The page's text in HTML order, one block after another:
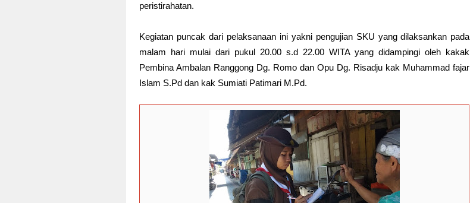
peristirahatan.
Kegiatan puncak dari pelaksanaan ini yakni pengujian SKU yang dilaksankan pada
malam hari mulai dari pukul 20.00 s.d 22.00 WITA yang didampingi oleh kakak
Pembina Ambalan Ranggong Dg. Romo dan Opu Dg. Risadju kak Muhammad fajar
Islam S.Pd dan kak Sumiati Patimari M.Pd.